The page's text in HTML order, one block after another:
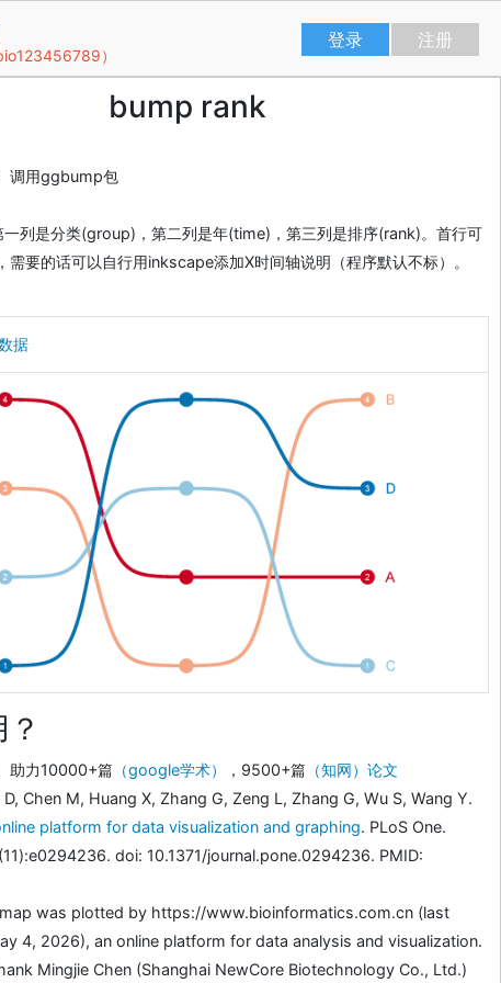
）
注册
登录
bump rank
调用ggbump包
列是分类(group)，第二列是年(time)，第三列是排序(rank)。首行可
需要的话可以自行用inkscape添加X时间轴说明（程序默认不标）。
据
助力10000+篇（google学术） ，9500+篇（知网）论文
D, Chen M, Huang X, Zhang G, Zeng L, Zhang G, Wu S, Wang Y.
platform for data visualization and graphing. PLoS One.
doi: 10.1371/journal.pone.0294236. PMID:
was plotted by https://www.bioinformatics.com.cn (last
4, 2026), an online platform for data analysis and visualization.
Mingjie Chen (Shanghai NewCore Biotechnology Co., Ltd.)